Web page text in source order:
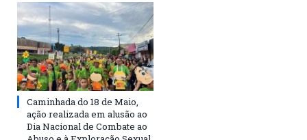
Caminhada do 18 de Maio,
ação realizada em alusão ao
Dia Nacional de Combate ao